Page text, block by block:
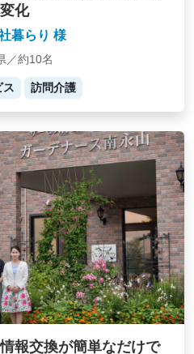
化
暮らり 様
／約10名
ス 訪問介護
報交換が簡単なだけで